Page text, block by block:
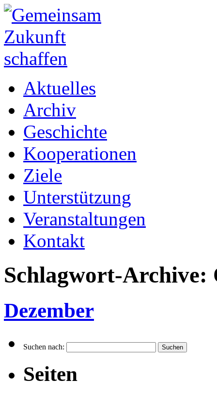
Aktuelles
Archiv
Geschichte
Kooperationen
Ziele
Unterstützung
Veranstaltungen
Kontakt
Schlagwort-Archive:
Dezember
Suchen nach:
Seiten